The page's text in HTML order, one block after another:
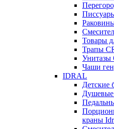
Товары
Трапы
Унитазы
Чаши
IDRAL
Детские
Душевые
краны